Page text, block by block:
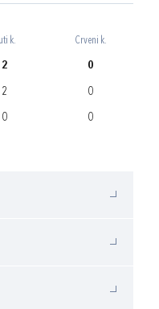
k. Crveni k.
2 0
2 0
0 0